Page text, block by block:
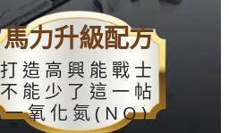
馬力升級配方
打造高興能戰士
不能少了這一帖
一氧化氮(NO)